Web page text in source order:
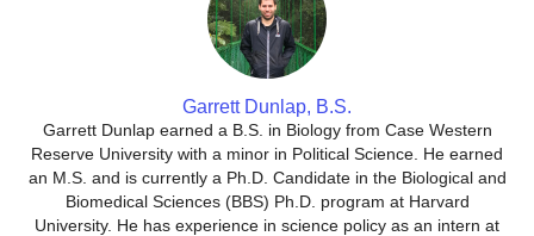
Garrett Dunlap, B.S.
Garrett Dunlap earned a B.S. in Biology from Case Western
Reserve University with a minor in Political Science. He earned
an M.S. and is currently a Ph.D. Candidate in the Biological and
Biomedical Sciences (BBS) Ph.D. program at Harvard
University. He has experience in science policy as an intern at